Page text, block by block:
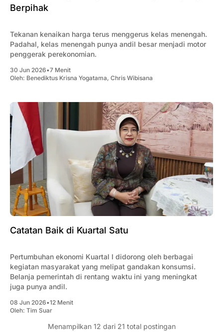
Berpihak
Tekanan kenaikan harga terus menggerus kelas menengah.
Padahal, kelas menengah punya andil besar menjadi motor
penggerak perekonomian.
30 Jun 2026•7 Menit
Oleh: Benediktus Krisna Yogatama, Chris Wibisana
Catatan Baik di Kuartal Satu
Pertumbuhan ekonomi Kuartal I didorong oleh berbagai
kegiatan masyarakat yang melipat gandakan konsumsi.
Belanja pemerintah di rentang waktu ini yang meningkat
juga punya andil.
08 Jun 2026•12 Menit
Oleh: Tim Suar
Menampilkan 12 dari 21 total postingan